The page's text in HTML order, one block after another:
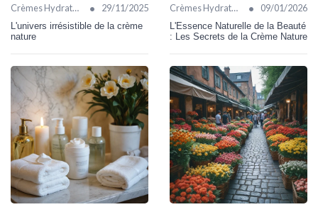
Crèmes Hydratantes • 29/11/2025
L'univers irrésistible de la crème
nature
Crèmes Hydratantes • 09/01/2026
L'Essence Naturelle de la Beauté
: Les Secrets de la Crème Nature